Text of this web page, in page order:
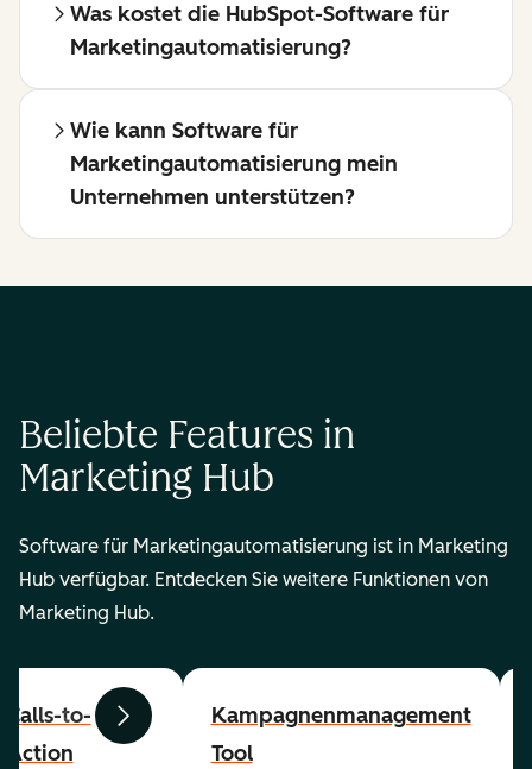
Was kostet die HubSpot-Software für
Marketingautomatisierung?
Wie kann Software für
Marketingautomatisierung mein
Unternehmen unterstützen?
Beliebte Features in
Marketing Hub
Software für Marketingautomatisierung ist in Marketing
Hub verfügbar. Entdecken Sie weitere Funktionen von
Marketing Hub.
ZurückWeiter
Calls-to-
Action
Kampagnenmanagement
Tool